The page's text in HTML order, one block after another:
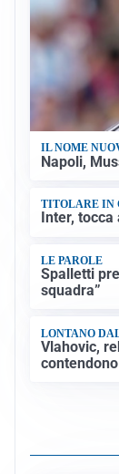
IL NOME
Napoli,
TITOLARE IN
Inter,
LE PAROLE
Spalletti
squadra”
LONTANO
Vlahovic,